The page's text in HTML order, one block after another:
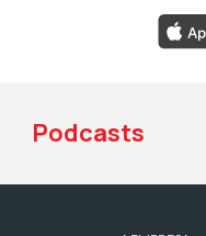
da RTP
Instagram da
ao YouTube
Podcasts